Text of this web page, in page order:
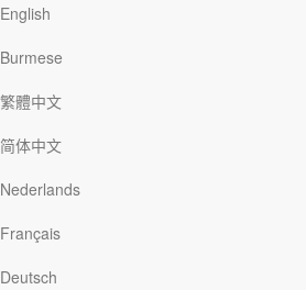
English
Burmese
繁體中文
简体中文
Nederlands
Français
Deutsch